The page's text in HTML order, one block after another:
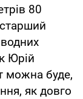
80
Юрій
можна буде,
як довго